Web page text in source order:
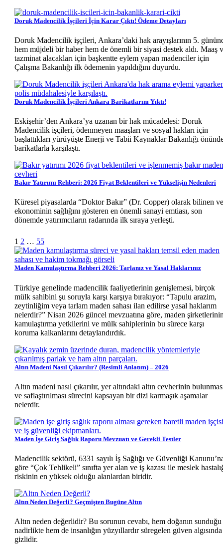
Doruk Madencilik İşçileri İçin Karar Çıktı! Ödeme Detayları
Doruk Madencilik işçileri, Ankara’daki hak arayışlarının 5.
hem müjdeli bir haber hem de önemli bir siyasi destek aldı. Maaş
tazminat alacakları için başkentte eylem yapan madenciler için
Çalışma Bakanlığı ilk ödemenin yapıldığını duyurdu.
Doruk Madencilik İşçileri Ankara Barikatlarını Yıktı!
Eskişehir’den Ankara’ya uzanan bir hak mücadelesi: Doruk
Madencilik işçileri, ödenmeyen maaşları ve sosyal hakları için
başlattıkları yürüyüşte Enerji ve Tabii Kaynaklar Bakanlığı
barikatlarla karşılaştı.
Bakır Yatırımı Rehberi: 2026 Fiyat Beklentileri ve Yükselişin Nedenleri
Küresel piyasalarda “Doktor Bakır” (Dr. Copper) olarak bilinen ve
ekonominin sağlığını gösteren en önemli sanayi emtiası, son
dönemde yatırımcıların radarında ilk sıraya yerleşti.
1 2 … 55Sonraki
Maden Kamulaştırma Rehberi 2026: Tarlanız ve Yasal Haklarınız
Türkiye genelinde madencilik faaliyetlerinin genişlemesi, birçok
mülk sahibini şu soruyla karşı karşıya bırakıyor: “Tapulu arazim,
zeytinliğim veya tarlam maden sahası ilan edilirse yasal haklarım
nelerdir?” Nisan 2026 güncel mevzuatına göre, maden
kamulaştırma yetkilerini ve mülk sahiplerinin bu sürece karşı
koruma kalkanlarını detaylandırdık.
Altın Madeni Nasıl Çıkarılır? (Resimli Anlatım) – 2026
Altın madeni nasıl çıkarılır, yer altındaki altın cevherinin
ve saflaştırılması sürecini kapsayan bir dizi karmaşık aşamalar
nelerdir.
Maden İşe Giriş Sağlık Raporu Mevzuatı ve Gerekli Testler
Madencilik sektörü, 6331 sayılı İş Sağlığı ve Güvenliği
göre “Çok Tehlikeli” sınıfta yer alan ve iş kazası ile meslek
riskinin en yüksek olduğu alanlardan biridir.
Altın Neden Değerli? Geçmişten Bugüne Altın
Altın neden değerlidir? Bu sorunun cevabı, hem doğanın sunduğu
nadirlikte hem de insanlığın yüzyıllardır süregelen güven algısında
gizlidir.